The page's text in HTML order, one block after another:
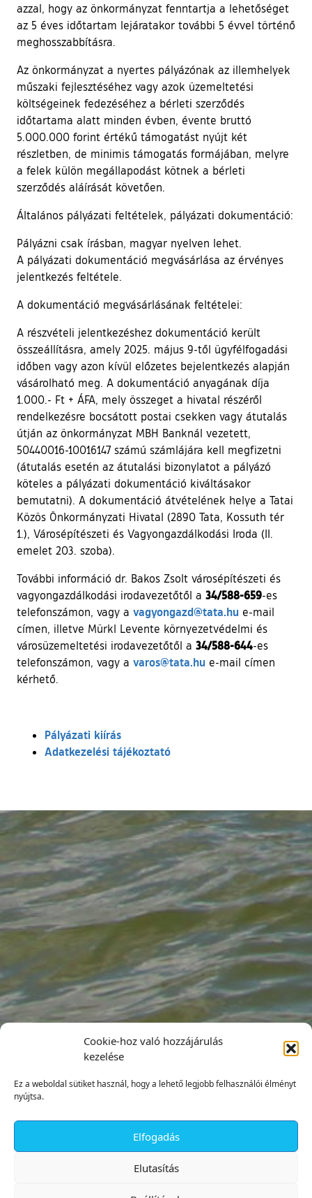
Cookie-hoz való hozzájárulás
kezelése
Ez a weboldal sütiket használ, hogy a lehető legjobb felhasználói élményt
nyújtsa.
Elfogadás
Elutasítás
azzal, hogy az önkormányzat fenntartja a lehetőséget
az 5 éves időtartam lejáratakor további 5 évvel történő
meghosszabbításra.
Az önkormányzat a nyertes pályázónak az illemhelyek
műszaki fejlesztéséhez vagy azok üzemeltetési
költségeinek fedezéséhez a bérleti szerződés
időtartama alatt minden évben, évente bruttó
5.000.000 forint értékű támogatást nyújt két
részletben, de minimis támogatás formájában, melyre
a felek külön megállapodást kötnek a bérleti
szerződés aláírását követően.
Általános pályázati feltételek, pályázati dokumentáció:
Pályázni csak írásban, magyar nyelven lehet.
A pályázati dokumentáció megvásárlása az érvényes
jelentkezés feltétele.
A dokumentáció megvásárlásának feltételei:
A részvételi jelentkezéshez dokumentáció került
összeállításra, amely 2025. május 9-től ügyfélfogadási
időben vagy azon kívül előzetes bejelentkezés alapján
vásárolható meg. A dokumentáció anyagának díja
1.000.- Ft + ÁFA, mely összeget a hivatal részéről
rendelkezésre bocsátott postai csekken vagy átutalás
útján az önkormányzat MBH Banknál vezetett,
50440016-10016147 számú számlájára kell megfizetni
(átutalás esetén az átutalási bizonylatot a pályázó
köteles a pályázati dokumentáció kiváltásakor
bemutatni). A dokumentáció átvételének helye a Tatai
Közös Önkormányzati Hivatal (2890 Tata, Kossuth tér
1.), Városépítészeti és Vagyongazdálkodási Iroda (II.
emelet 203. szoba).
További információ dr. Bakos Zsolt városépítészeti és
vagyongazdálkodási irodavezetőtől a 34/588-659-es
telefonszámon, vagy a vagyongazd@tata.hu e-mail
címen, illetve Mürkl Levente környezetvédelmi és
városüzemeltetési irodavezetőtől a 34/588-644-es
telefonszámon, vagy a varos@tata.hu e-mail címen
kérhető.
Pályázati kiírás
Adatkezelési tájékoztató
✕